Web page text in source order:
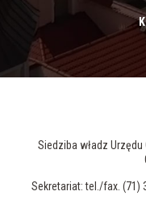
Siedziba władz Urzędu
Sekretariat: tel./fax. (71)